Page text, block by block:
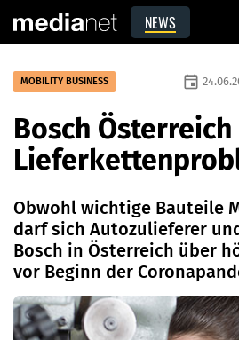
NEWS
MOBILITY BUSINESS event
Bosch
Obwohl wichtige Bauteile
darf sich Autozulieferer
Bosch in Österreich über
vor Beginn der